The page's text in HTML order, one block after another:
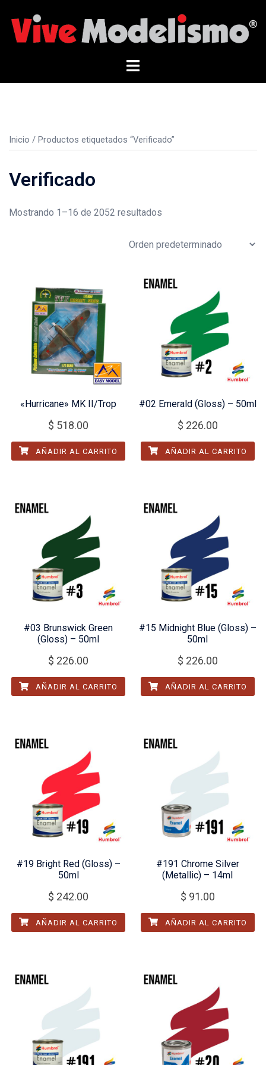
contenido
Alternar
Inicio / Productos etiquetados “Verificado”
Verificado
Mostrando 1–16 de 2052 resultados
«Hurricane» MK II/Trop
$ 518.00
AÑADIR AL CARRITO
#02 Emerald (Gloss) – 50ml
$ 226.00
AÑADIR AL CARRITO
#03 Brunswick Green
(Gloss) – 50ml
$ 226.00
AÑADIR AL CARRITO
#15 Midnight Blue (Gloss) –
50ml
$ 226.00
AÑADIR AL CARRITO
#19 Bright Red (Gloss) –
50ml
$ 242.00
AÑADIR AL CARRITO
#191 Chrome Silver
(Metallic) – 14ml
$ 91.00
AÑADIR AL CARRITO